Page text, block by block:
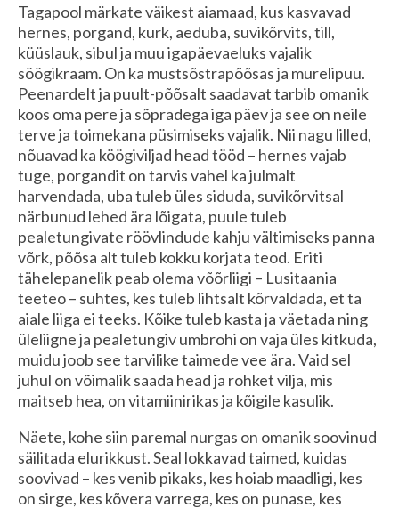
Tagapool märkate väikest aiamaad, kus kasvavad
hernes, porgand, kurk, aeduba, suvikõrvits, till,
küüslauk, sibul ja muu igapäevaeluks vajalik
söögikraam. On ka mustsõstrapõõsas ja murelipuu.
Peenardelt ja puult-põõsalt saadavat tarbib omanik
koos oma pere ja sõpradega iga päev ja see on neile
terve ja toimekana püsimiseks vajalik. Nii nagu lilled,
nõuavad ka köögiviljad head tööd – hernes vajab
tuge, porgandit on tarvis vahel ka julmalt
harvendada, uba tuleb üles siduda, suvikõrvitsal
närbunud lehed ära lõigata, puule tuleb
pealetungivate röövlindude kahju vältimiseks panna
võrk, põõsa alt tuleb kokku korjata teod. Eriti
tähelepanelik peab olema võõrliigi – Lusitaania
teeteo – suhtes, kes tuleb lihtsalt kõrvaldada, et ta
aiale liiga ei teeks. Kõike tuleb kasta ja väetada ning
üleliigne ja pealetungiv umbrohi on vaja üles kitkuda,
muidu joob see tarvilike taimede vee ära. Vaid sel
juhul on võimalik saada head ja rohket vilja, mis
maitseb hea, on vitamiinirikas ja kõigile kasulik.
Näete, kohe siin paremal nurgas on omanik soovinud
säilitada elurikkust. Seal lokkavad taimed, kuidas
soovivad – kes venib pikaks, kes hoiab maadligi, kes
on sirge, kes kõvera varrega, kes on punase, kes